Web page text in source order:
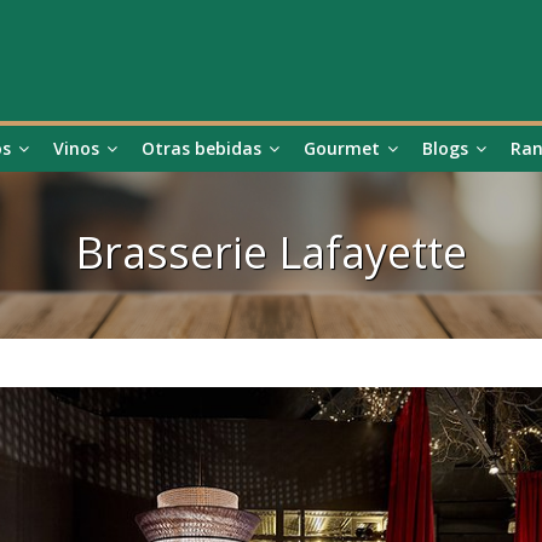
Vinos Otras bebidas Gourmet Blogs
Brasserie Lafayette